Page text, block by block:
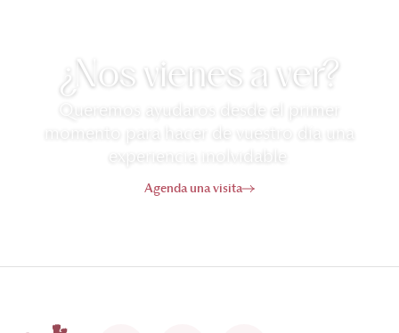
¿Nos vienes a ver?
Queremos ayudaros desde el primer
momento para hacer de vuestro día una
experiencia inolvidable.
Agenda una visita